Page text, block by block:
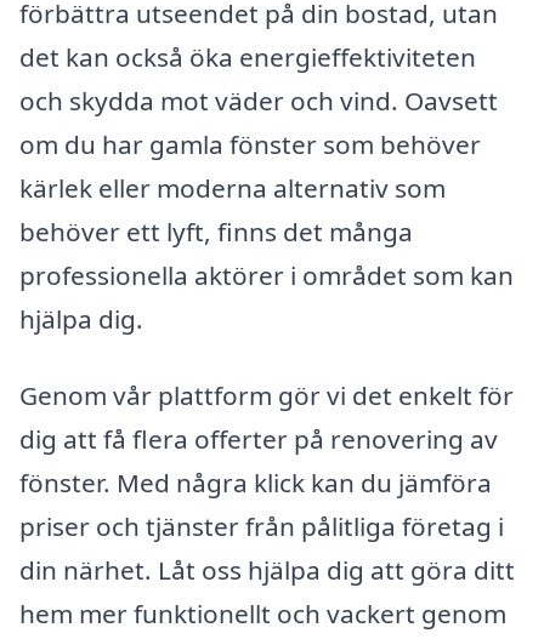
förbättra utseendet på din bostad, utan
det kan också öka energieffektiviteten
och skydda mot väder och vind. Oavsett
om du har gamla fönster som behöver
kärlek eller moderna alternativ som
behöver ett lyft, finns det många
professionella aktörer i området som kan
hjälpa dig.
Genom vår plattform gör vi det enkelt för
dig att få flera offerter på renovering av
fönster. Med några klick kan du jämföra
priser och tjänster från pålitliga företag i
din närhet. Låt oss hjälpa dig att göra ditt
hem mer funktionellt och vackert genom